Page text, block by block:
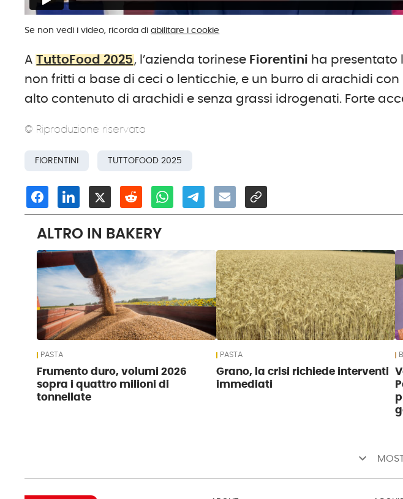
Se non vedi i video, ricorda diabilitare i cookie
A TuttoFood 2025 , l’azienda torinese Fiorentini ha presentato
non fritti a base di ceci o lenticchie, e un burro di arachidi
alto contenuto di arachidi e senza grassi idrogenati. Forte
© Riproduzione riservata
FIORENTINI TUTTOFOOD 2025
ALTRO IN BAKERY
PASTA
Frumento duro, volumi 2026
sopra i quattro milioni di
tonnellate
PASTA
Grano, la crisi richiede interventi
immediati
keyboard_arrow_down